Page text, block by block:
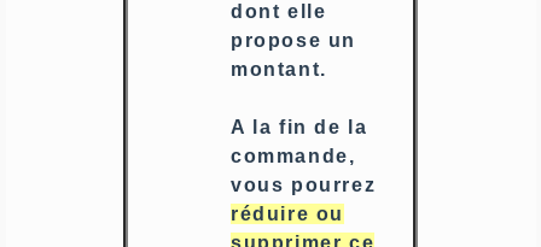
dont elle
propose un
montant.
A la fin de la
commande,
vous pourrez
réduire ou
supprimer ce